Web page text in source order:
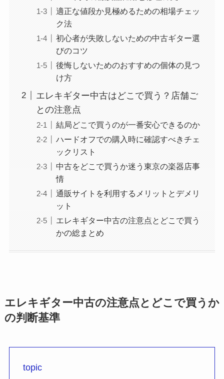
適正な値段か見極めるための相場チェッ
ク法
初心者が失敗しないための中古ギター選
びのコツ
後悔しないためのおすすめの個体の見つ
け方
エレキギター中古はどこで買う？店舗ご
との注意点
結局どこで買うのが一番安心できるのか
ハードオフでの購入時に確認すべきチェ
ックリスト
中古をどこで買うか迷う東京の楽器店事
情
通販サイトを利用するメリットとデメリ
ット
エレキギター中古の注意点とどこで買う
かの総まとめ
エレキギター中古の注意点とどこで買うか
の判断基準
topic